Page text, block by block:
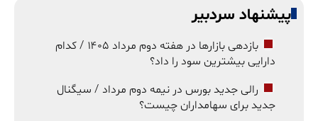
پیشنهاد سردبیر
بازدهی بازارها در هفته دوم مرداد ۱۴۰۵ / کدام
دارایی بیشترین سود را داد؟
رالی جدید بورس در نیمه دوم مرداد / سیگنال
جدید برای سهامداران چیست؟